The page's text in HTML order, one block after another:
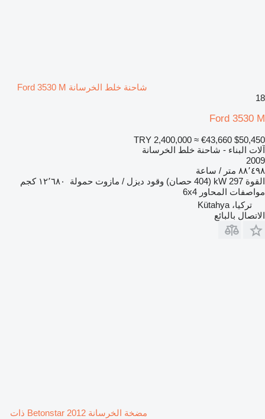
شاحنة خلط الخرسانة Ford 3530 M
18
Ford 3530 M
$50,450
TRY 2,400,000 ≈ €43,660
آلات البناء - شاحنة خلط الخرسانة
2009
٨٨٬٤٩٨ متر / ساعة
القوة 297 kW (404 حصان) وقود ديزل / مازوت حمولة
١٢٬٦٨٠ كجم
مواصفات المحاور 6x4
تركيا، Kütahya
الاتصال بالبائع
مضخة الخرسانة Betonstar 2012 ذات